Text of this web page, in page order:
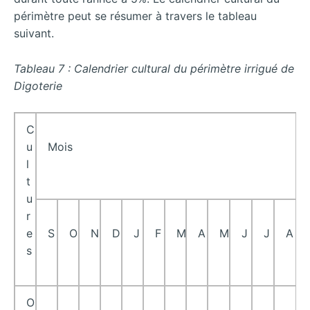
périmètre peut se résumer à travers le tableau
suivant.
Tableau 7 : Calendrier cultural du périmètre irrigué de
Digoterie
C
u
l
t
u
r
e
s
Mois
S O N D J F M A M J J A
O